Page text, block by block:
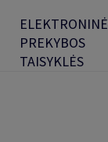
PREKYBOS
TAISYKLĖS